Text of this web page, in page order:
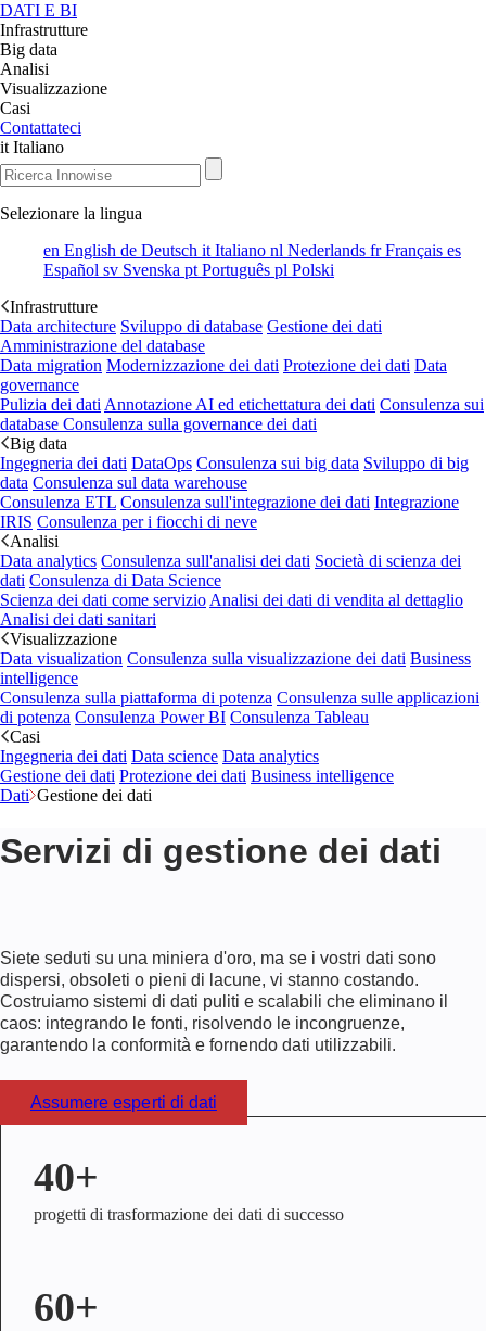
DATI E BI
Infrastrutture
Big data
Analisi
Visualizzazione
Casi
Contattateci
it Italiano
Selezionare la lingua
en English de Deutsch it Italiano nl Nederlands frFrançais es
Español sv Svenska pt Português pl Polski
Infrastrutture
Data architecture Sviluppo di database Gestione dei dati
Amministrazione del database
Data migration Modernizzazione dei dati Protezione dei dati Data
governance
Pulizia dei dati Annotazione AI ed etichettatura dei dati Consulenza sui
database Consulenza sulla governance dei dati
Big data
Ingegneria dei dati DataOps Consulenza sui big data Sviluppo di big
data Consulenza sul data warehouse
Consulenza ETL Consulenza sull'integrazione dei dati Integrazione
IRIS Consulenza per i fiocchi di neve
Analisi
Data analytics Consulenza sull'analisi dei dati Società di scienza dei
dati Consulenza di Data Science
Scienza dei dati come servizio Analisi dei dati di vendita al dettaglio
Analisi dei dati sanitari
Visualizzazione
Data visualization Consulenza sulla visualizzazione dei dati Business
intelligence
Consulenza sulla piattaforma di potenza Consulenza sulle applicazioni
di potenza Consulenza Power BI Consulenza Tableau
Casi
Ingegneria dei dati Data science Data analytics
Gestione dei dati Protezione dei dati Business intelligence
Dati Gestione dei dati
Servizi di gestione dei dati
Siete seduti su una miniera d'oro, ma se i vostri dati sono
dispersi, obsoleti o pieni di lacune, vi stanno costando.
Costruiamo sistemi di dati puliti e scalabili che eliminano il
caos: integrando le fonti, risolvendo le incongruenze,
garantendo la conformità e fornendo dati utilizzabili.
Assumere esperti di dati
40+
progetti di trasformazione dei dati di successo
60+